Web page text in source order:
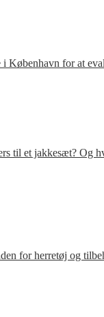
for at
til et jakkesæt? Og
for herretøj og